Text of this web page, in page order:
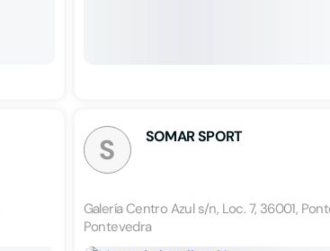
S SOMAR SPORT
Galería Centro Azul s/n, Loc. 7, 36001,
Pontevedra